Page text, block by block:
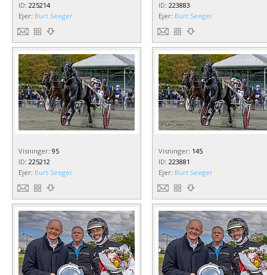
ID: 225214
Ejer: Burt Seeger
ID: 223883
Ejer: Burt Seeger
Visninger: 95
ID: 225212
Ejer: Burt Seeger
Visninger: 145
ID: 223881
Ejer: Burt Seeger